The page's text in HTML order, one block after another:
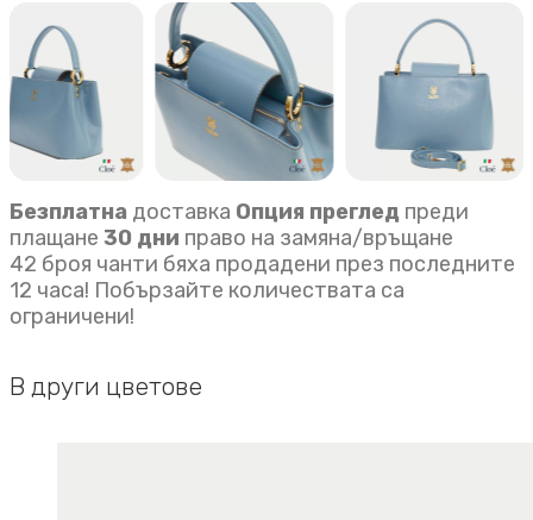
quantity
Безплатна доставка Опция преглед преди
плащане 30 дни право на замяна/връщане
42 броя чанти бяха продадени през последните
12 часа! Побързайте количествата са
ограничени!
В други цветове